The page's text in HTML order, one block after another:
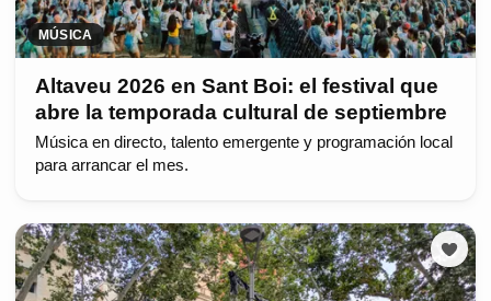
MÚSICA
Altaveu 2026 en Sant Boi: el festival que
abre la temporada cultural de septiembre
Música en directo, talento emergente y programación local
para arrancar el mes.